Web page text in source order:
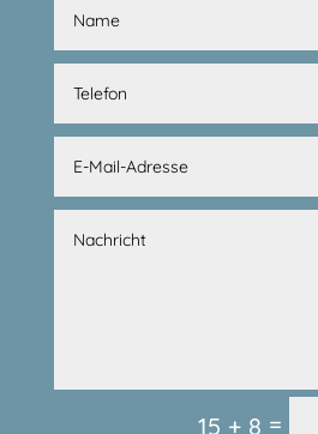
15 + 8 =